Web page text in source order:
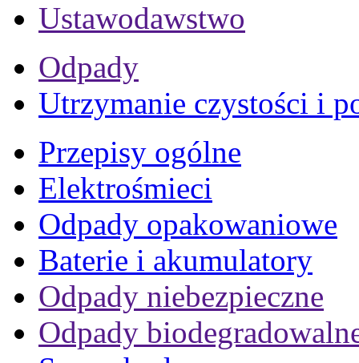
Ustawodawstwo
Odpady
Utrzymanie czystości i
Przepisy ogólne
Elektrośmieci
Odpady opakowaniowe
Baterie i akumulatory
Odpady niebezpieczne
Odpady